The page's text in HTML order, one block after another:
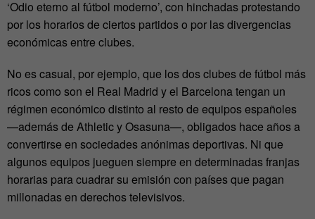
‘Odio eterno al fútbol moderno’, con hinchadas protestando
por los horarios de ciertos partidos o por las divergencias
económicas entre clubes.
No es casual, por ejemplo, que los dos clubes de fútbol más
ricos como son el Real Madrid y el Barcelona tengan un
régimen económico distinto al resto de equipos españoles
—además de Athletic y Osasuna—, obligados hace años a
convertirse en sociedades anónimas deportivas. Ni que
algunos equipos jueguen siempre en determinadas franjas
horarias para cuadrar su emisión con países que pagan
millonadas en derechos televisivos.